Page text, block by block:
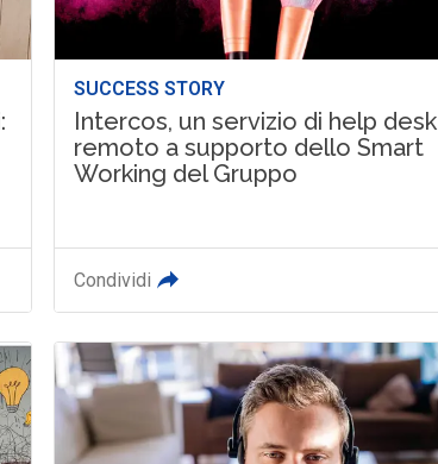
SUCCESS STORY
Intercos, un servizio di help desk
remoto a supporto dello Smart
Working del Gruppo
Condividi